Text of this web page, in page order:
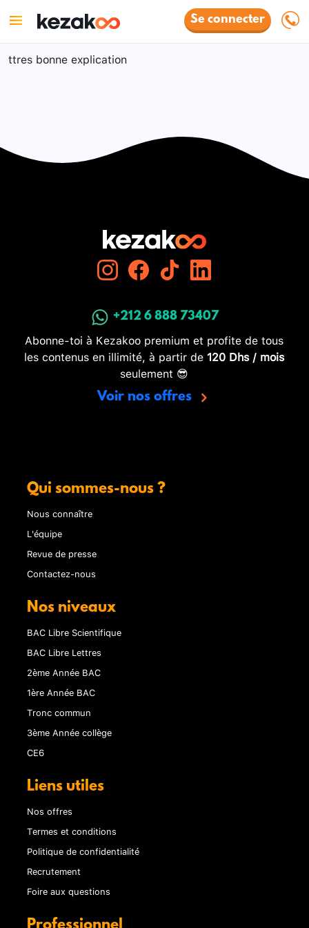
Se connecter
ttres bonne explication
+212 6 888 73407
Abonne-toi à Kezakoo premium et profite de tous
les contenus en illimité, à partir de 120 Dhs / mois
seulement 😎
Voir nos offres
Qui sommes-nous ?
Nous connaître
L'équipe
Revue de presse
Contactez-nous
Nos niveaux
BAC Libre Scientifique
BAC Libre Lettres
2ème Année BAC
1ère Année BAC
Tronc commun
3ème Année collège
CE6
Liens utiles
Nos offres
Termes et conditions
Politique de confidentialité
Recrutement
Foire aux questions